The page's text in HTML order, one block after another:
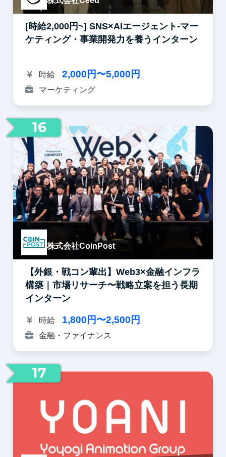
[時給2,000円~] SNS×AIエージェント-マー
ケティング・事業開発力を養うインターン
時給 2,000円〜5,000円
マーケティング
株式会社CoinPost
【外銀・戦コン輩出】Web3×金融インフラ
構築｜市場リサーチ〜戦略立案を担う長期
インターン
時給 1,800円〜2,500円
金融・ファイナンス
16
17